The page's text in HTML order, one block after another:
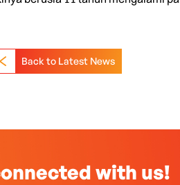
Back to Latest News
with us!